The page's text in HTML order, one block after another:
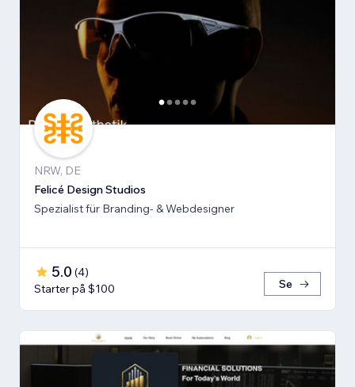
NRW, DE
Felicé Design Studios
Spezialist für Branding- & Webdesigner
5.0 (4)
Starter på $100
Se